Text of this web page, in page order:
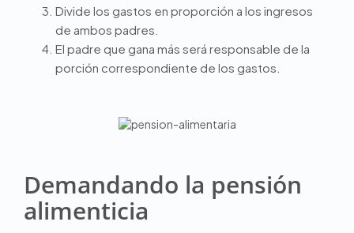
Divide los gastos en proporción a los ingresos
de ambos padres.
El padre que gana más será responsable de la
porción correspondiente de los gastos.
Demandando la pensión
alimenticia